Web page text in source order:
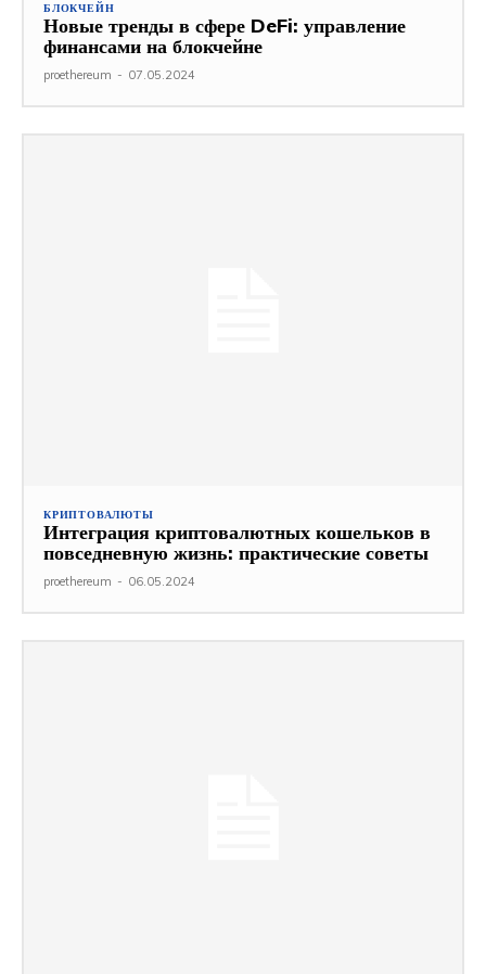
БЛОКЧЕЙН
Новые тренды в сфере DeFi: управление
финансами на блокчейне
proethereum - 07.05.2024
КРИПТОВАЛЮТЫ
Интеграция криптовалютных кошельков в
повседневную жизнь: практические советы
proethereum - 06.05.2024